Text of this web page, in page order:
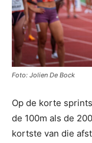
Foto: Jolien De Bock
Op de korte
de 100m als de
kortste van die